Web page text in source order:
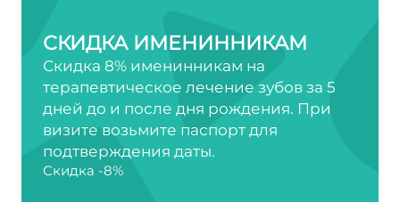
СКИДКА ИМЕНИННИКАМ
Скидка 8% именинникам на
терапевтическое лечение зубов за 5
дней до и после дня рождения. При
визите возьмите паспорт для
подтверждения даты.
Скидка -8%